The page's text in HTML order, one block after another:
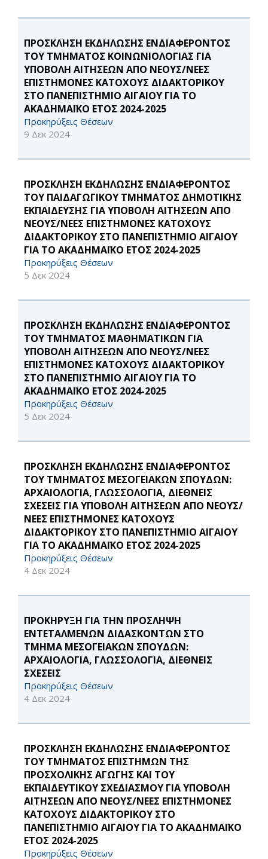
ΠΡΟΣΚΛΗΣΗ ΕΚΔΗΛΩΣΗΣ ΕΝΔΙΑΦΕΡΟΝΤΟΣ
ΤΟΥ ΤΜΗΜΑΤΟΣ ΚΟΙΝΩΝΙΟΛΟΓΙΑΣ ΓΙΑ
ΥΠΟΒΟΛΗ ΑΙΤΗΣΕΩΝ ΑΠΟ ΝΕΟΥΣ/ΝΕΕΣ
ΕΠΙΣΤΗΜΟΝΕΣ ΚΑΤΟΧΟΥΣ ΔΙΔΑΚΤΟΡΙΚΟΥ
ΣΤΟ ΠΑΝΕΠΙΣΤΗΜΙΟ ΑΙΓΑΙΟΥ ΓΙΑ ΤΟ
ΑΚΑΔΗΜΑΪΚΟ ΕΤΟΣ 2024-2025
Προκηρύξεις Θέσεων
9 Δεκ 2024
ΠΡΟΣΚΛΗΣΗ ΕΚΔΗΛΩΣΗΣ ΕΝΔΙΑΦΕΡΟΝΤΟΣ
ΤΟΥ ΠΑΙΔΑΓΩΓΙΚΟΥ ΤΜΗΜΑΤΟΣ ΔΗΜΟΤΙΚΗΣ
ΕΚΠΑΙΔΕΥΣΗΣ ΓΙΑ ΥΠΟΒΟΛΗ ΑΙΤΗΣΕΩΝ ΑΠΟ
ΝΕΟΥΣ/ΝΕΕΣ ΕΠΙΣΤΗΜΟΝΕΣ ΚΑΤΟΧΟΥΣ
ΔΙΔΑΚΤΟΡΙΚΟΥ ΣΤΟ ΠΑΝΕΠΙΣΤΗΜΙΟ ΑΙΓΑΙΟΥ
ΓΙΑ ΤΟ ΑΚΑΔΗΜΑΪΚΟ ΕΤΟΣ 2024-2025
Προκηρύξεις Θέσεων
5 Δεκ 2024
ΠΡΟΣΚΛΗΣΗ ΕΚΔΗΛΩΣΗΣ ΕΝΔΙΑΦΕΡΟΝΤΟΣ
ΤΟΥ ΤΜΗΜΑΤΟΣ ΜΑΘΗΜΑΤΙΚΩΝ ΓΙΑ
ΥΠΟΒΟΛΗ ΑΙΤΗΣΕΩΝ ΑΠΟ ΝΕΟΥΣ/ΝΕΕΣ
ΕΠΙΣΤΗΜΟΝΕΣ ΚΑΤΟΧΟΥΣ ΔΙΔΑΚΤΟΡΙΚΟΥ
ΣΤΟ ΠΑΝΕΠΙΣΤΗΜΙΟ ΑΙΓΑΙΟΥ ΓΙΑ ΤΟ
ΑΚΑΔΗΜΑΪΚΟ ΕΤΟΣ 2024-2025
Προκηρύξεις Θέσεων
5 Δεκ 2024
ΠΡΟΣΚΛΗΣΗ ΕΚΔΗΛΩΣΗΣ ΕΝΔΙΑΦΕΡΟΝΤΟΣ
ΤΟΥ ΤΜΗΜΑΤΟΣ ΜΕΣΟΓΕΙΑΚΩΝ ΣΠΟΥΔΩΝ:
ΑΡΧΑΙΟΛΟΓΙΑ, ΓΛΩΣΣΟΛΟΓΙΑ, ΔΙΕΘΝΕΙΣ
ΣΧΕΣΕΙΣ ΓΙΑ ΥΠΟΒΟΛΗ ΑΙΤΗΣΕΩΝ ΑΠΟ ΝΕΟΥΣ/
ΝΕΕΣ ΕΠΙΣΤΗΜΟΝΕΣ ΚΑΤΟΧΟΥΣ
ΔΙΔΑΚΤΟΡΙΚΟΥ ΣΤΟ ΠΑΝΕΠΙΣΤΗΜΙΟ ΑΙΓΑΙΟΥ
ΓΙΑ ΤΟ ΑΚΑΔΗΜΑΪΚΟ ΕΤΟΣ 2024-2025
Προκηρύξεις Θέσεων
4 Δεκ 2024
ΠΡΟΚΗΡΥΞΗ ΓΙΑ ΤΗΝ ΠΡΟΣΛΗΨΗ
ΕΝΤΕΤΑΛΜΕΝΩΝ ΔΙΔΑΣΚΟΝΤΩΝ ΣΤΟ
ΤΜΗΜΑ ΜΕΣΟΓΕΙΑΚΩΝ ΣΠΟΥΔΩΝ:
ΑΡΧΑΙΟΛΟΓΙΑ, ΓΛΩΣΣΟΛΟΓΙΑ, ΔΙΕΘΝΕΙΣ
ΣΧΕΣΕΙΣ
Προκηρύξεις Θέσεων
4 Δεκ 2024
ΠΡΟΣΚΛΗΣΗ ΕΚΔΗΛΩΣΗΣ ΕΝΔΙΑΦΕΡΟΝΤΟΣ
ΤΟΥ ΤΜΗΜΑΤΟΣ ΕΠΙΣΤΗΜΩΝ ΤΗΣ
ΠΡΟΣΧΟΛΙΚΗΣ ΑΓΩΓΗΣ ΚΑΙ ΤΟΥ
ΕΚΠΑΙΔΕΥΤΙΚΟΥ ΣΧΕΔΙΑΣΜΟΥ ΓΙΑ ΥΠΟΒΟΛΗ
ΑΙΤΗΣΕΩΝ ΑΠΟ ΝΕΟΥΣ/ΝΕΕΣ ΕΠΙΣΤΗΜΟΝΕΣ
ΚΑΤΟΧΟΥΣ ΔΙΔΑΚΤΟΡΙΚΟΥ ΣΤΟ
ΠΑΝΕΠΙΣΤΗΜΙΟ ΑΙΓΑΙΟΥ ΓΙΑ ΤΟ ΑΚΑΔΗΜΑΪΚΟ
ΕΤΟΣ 2024-2025
Προκηρύξεις Θέσεων